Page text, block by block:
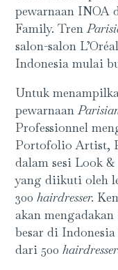
pewarnaan INOA
Family. Tren
salon-salon
Indonesia mulai
Untuk
pewarnaan
Professionnel
Portofolio Artist,
dalam sesi Look
yang diikuti oleh
300hairdresser.
akan mengadakan
besar di
dari 500